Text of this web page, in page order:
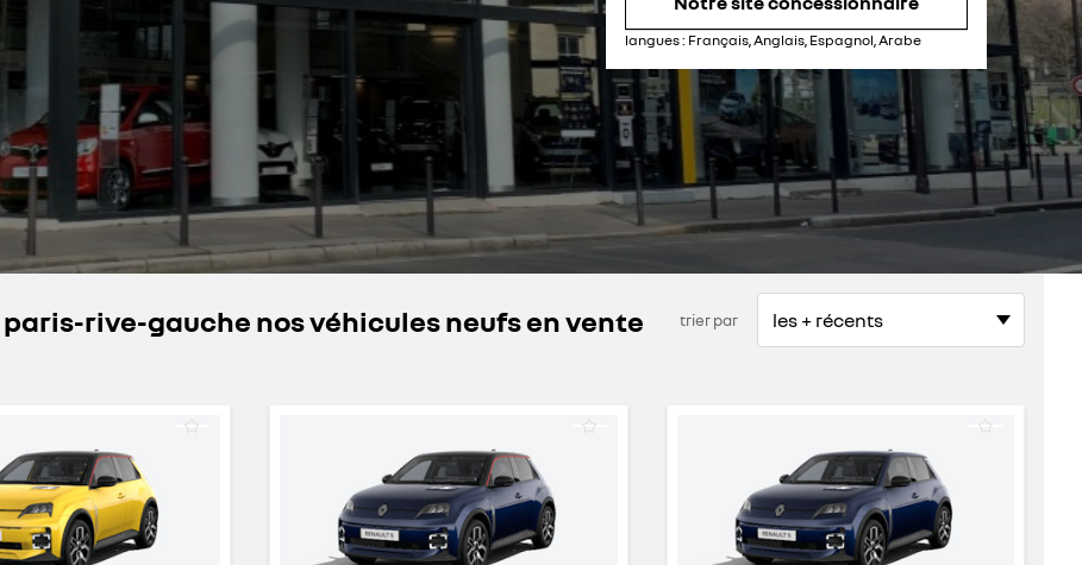
samedi
09:00 - 12:3014:00 - 18:00
dimanche
fermé
langues : Français, Anglais, Espagnol, Arabe
paris-rive-gauche nos véhicules neufs en vente trier par